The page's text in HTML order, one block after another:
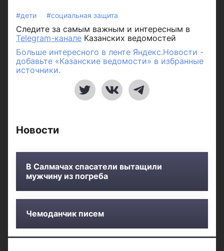
#дети #социальная защита
Следите за самым важным и интересным в
Telegram-канале Казанских ведомостей
Больше интересного в ленте Яндекс.Новости -
добавьте «Казанские ведомости» в избранные
источники.
Новости
В Салмачах спасатели вытащили
мужчину из погреба
Чемоданчик писем